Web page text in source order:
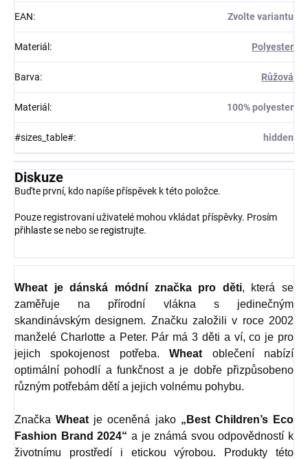
EAN: Zvolte variantu
Materiál : Polyester
Barva: Růžová
Materiál : 100% polyester
#sizes_table#: hidden
Diskuze
Buďte první, kdo napíše příspěvek k této položce.
Pouze registrovaní uživatelé mohou vkládat příspěvky. Prosím
přihlaste se nebo se registrujte.
Wheat je dánská módní značka pro děti, která se
zaměřuje na přírodní vlákna s jedinečným
skandinávským designem. Značku založili v roce 2002
manželé Charlotte a Peter. Pár má 3 děti a ví, co je pro
jejich spokojenost potřeba.Wheat oblečení nabízí
optimální pohodlí a funkčnost a je dobře přizpůsobeno
různým potřebám dětí a jejich volnému pohybu.
ZnačkaWheat je oceněná jako „Best Children’s Eco
Fashion Brand 2024“ a je známá svou odpovědností k
životnímu prostředí i etickou výrobou. Produkty této